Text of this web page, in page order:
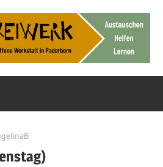
FreiWerk
Paderborn